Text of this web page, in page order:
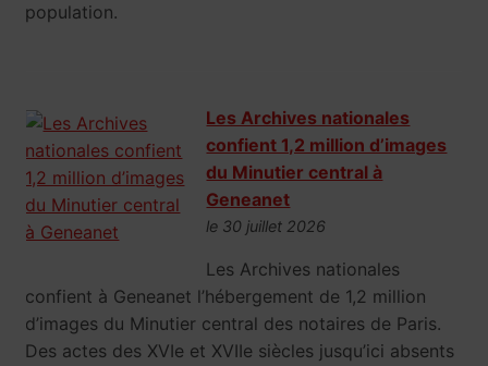
population.
Les Archives nationales
confient 1,2 million d’images
du Minutier central à
Geneanet
le 30 juillet 2026
Les Archives nationales
confient à Geneanet l’hébergement de 1,2 million
d’images du Minutier central des notaires de Paris.
Des actes des XVIe et XVIIe siècles jusqu’ici absents